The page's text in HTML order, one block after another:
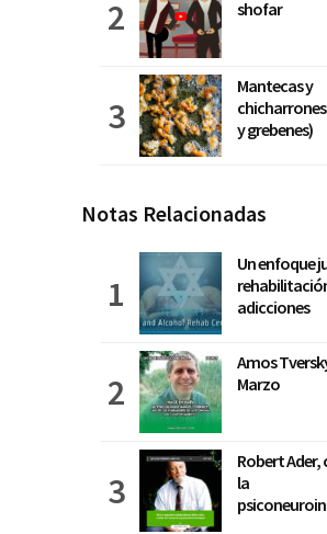
shofar
Mantecas y
y grebenes)
Notas Relacionadas
Un enfoque
adicciones
Amos
Marzo
Robert Ader,
la